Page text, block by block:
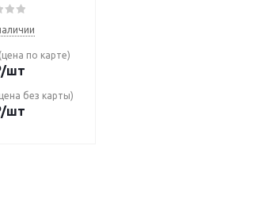
по карте)
/шт
без карты)
/шт